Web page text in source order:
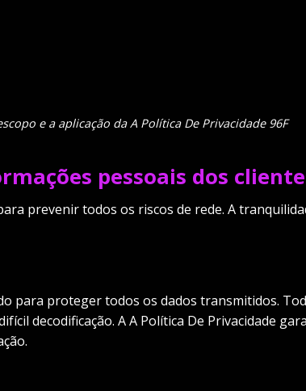
e a aplicação da A Política De Privacidade 96F
pessoais dos
prevenir todos os riscos de rede. A
para proteger todos os dados transmitidos.
decodificação. A A Política De Privacidade